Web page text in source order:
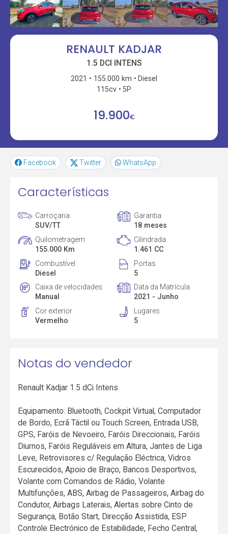
RENAULT KADJAR
1.5 DCI INTENS
2021 155.000 km
Diesel
115cv
5P
19.900€
Facebook Twitter WhatsApp
Características
Carroçaria
SUV/TT
Garantia
18 meses
Quilometragem
155.000 Km
Cilindrada
1.461 CC
Combustível
Diesel
Portas
5
Caixa de velocidades
Manual
Data da Matrícula
2021 - Junho
Cor exterior
Vermelho
Lugares
5
Notas do vendedor
Renault Kadjar 1.5 dCi Intens
Equipamento: Bluetooth, Cockpit Virtual, Computador
de Bordo, Ecrã Táctil ou Touch Screen, Entrada USB,
GPS, Faróis de Nevoeiro, Faróis Direccionais, Faróis
Diurnos, Faróis Reguláveis em Altura, Jantes de Liga
Leve, Retrovisores c/ Regulação Eléctrica, Vidros
Escurecidos, Apoio de Braço, Bancos Desportivos,
Volante com Comandos de Rádio, Volante
Multifunções, ABS, Airbag de Passageiros, Airbag do
Condutor, Airbags Laterais, Alertas sobre Cinto de
Segurança, Botão Start, Direcção Assistida, ESP
Controle Electrónico de Estabilidade, Fecho Central,